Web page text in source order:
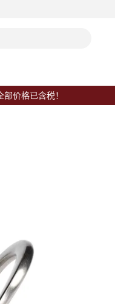
价格已含税！